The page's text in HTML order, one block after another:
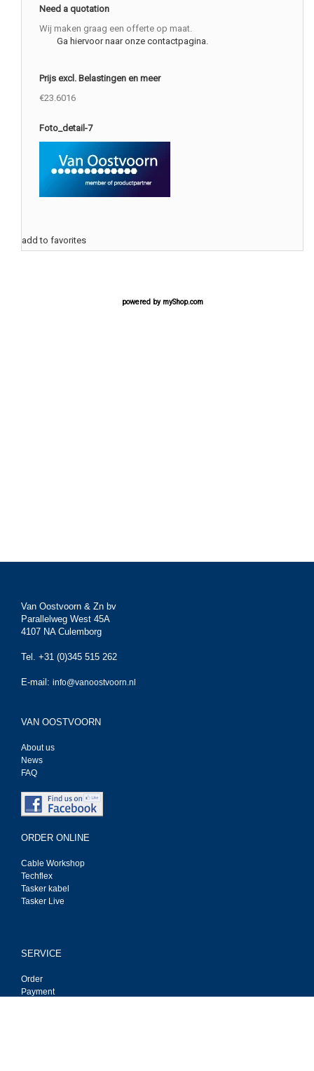
Need a quotation
Wij maken graag een offerte op maat.
Ga hiervoor naar onze contactpagina.
Prijs excl. Belastingen en meer
€23.6016
Foto_detail-7
add to favorites
powered by myShop.com
Van Oostvoorn & Zn bv
Parallelweg West 45A
4107 NA Culemborg
Tel. +31 (0)345 515 262
E-mail: info@vanoostvoorn.nl
VAN OOSTVOORN
About us
News
FAQ
ORDER ONLINE
Cable Workshop
Techflex
Tasker kabel
Tasker Live
SERVICE
Order
Payment